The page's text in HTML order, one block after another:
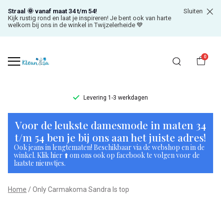
Straal 🌞 vanaf maat 34 t/m 54!
Kijk rustig rond en laat je inspireren! Je bent ook van harte
welkom bij ons in de winkel in Twijzelerheide 💙
Sluiten
0
Levering 1-3 werkdagen
Only
Carmakoma
Sandra
ls
top
Voor de leukste damesmode in maten 34
t/m 54 ben je bij ons aan het juiste adres!
Ook jeans in lengtematen! Beschikbaar via de webshop en in de
winkel. Klik hier ⬆️ om ons ook op facebook te volgen voor de
laatste nieuwtjes.
Home Only Carmakoma Sandra ls top